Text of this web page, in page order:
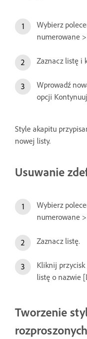
Wybierz
numerowane
Zaznacz listę i
Wprowadź
opcji
Style akapitu
nowej listy.
Usuwanie
Wybierz
numerowane
Zaznacz listę.
Kliknij
listę o nazwie
Tworzenie
rozproszonych